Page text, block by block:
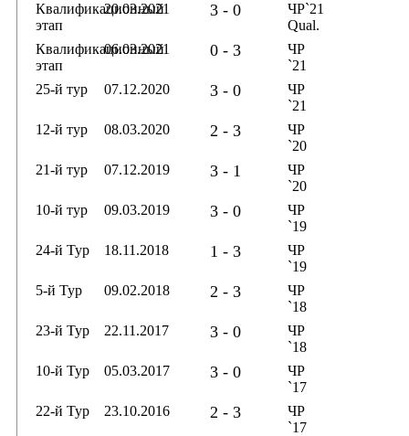
Квалификационный
этап
20.03.2021 3 - 0
ЧР`21
Qual.
Квалификационный
этап
06.03.2021 0 - 3
ЧР
`21
25-й тур
07.12.2020 3 - 0
ЧР
`21
12-й тур
08.03.2020 2 - 3
ЧР
`20
21-й тур
07.12.2019 3 - 1
ЧР
`20
10-й тур
09.03.2019 3 - 0
ЧР
`19
24-й Тур
18.11.2018 1 - 3
ЧР
`19
5-й Тур
09.02.2018 2 - 3
ЧР
`18
23-й Тур
22.11.2017 3 - 0
ЧР
`18
10-й Тур
05.03.2017 3 - 0
ЧР
`17
22-й Тур
23.10.2016 2 - 3
ЧР
`17